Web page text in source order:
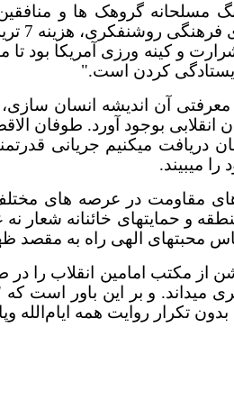
جنگ مسلحانه گروهک ها و
حلقه زنجیره شرارت و کینه
کردن است."
و غنی شدن ابعاد معرفتی آن
انقلابی بوجود آورد.
دل مبارزین نشاندند. آنچه امروز از 13
میبیند.
مقاومت در عرصه های
و حمایتهای خائنانه
محبتهای الهی راه به مقصد
از مکتب امامین انقلاب را
میداند. و بر این باور
تکرار روایت همه ایام‌الله